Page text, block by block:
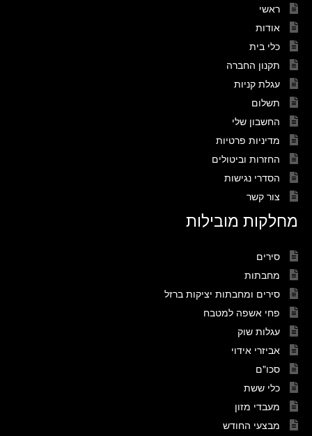
ראשי
אודות
כלי בית
תקנון החברה
עגלת קניות
תשלום
החשבון שלי
מדיניות פרטיות
החזרות וביטולים
הסדרי נגישות
צור קשר
מחלקות מובילות
סירים
מחבתות
סירים ומחבתות יציקות ברזל
פחי אשפה למטבח
עגלות שוק
אביזרי אידוי
סכו"ם
כלי ששת
מעבדי מזון
מבצעי החודש